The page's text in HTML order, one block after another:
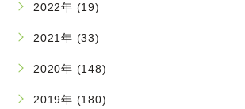
2022年 (19)
2021年 (33)
2020年 (148)
2019年 (180)